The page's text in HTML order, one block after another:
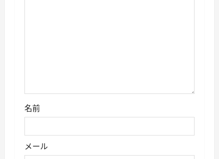
名前
メール